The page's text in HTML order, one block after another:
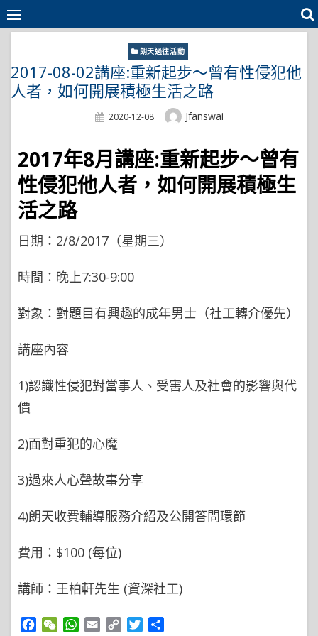
Skip
to
朗天過往活動
2017-08-02講座:重新起步～曾有性侵犯他
人者，如何開展積極生活之路
Posted
2020-12-08 Author
Jfanswai
2017年8月講座:重新起步～曾有
性侵犯他人者，如何開展積極生
活之路
日期：2/8/2017（星期三）
時間：晚上7:30-9:00
對象：對題目有興趣的成年男士（社工轉介優先）
講座內容
1)認識性侵犯對當事人、受害人及社會的影響與代
價
2)面對重犯的心魔
3)過來人心聲故事分享
4)朗天收費輔導服務介紹及公開答問環節
費用：$100 (每位)
講師：王柏軒先生 (資深社工)
Facebook
WeChatWhatsApp
Email Copy
Twitter